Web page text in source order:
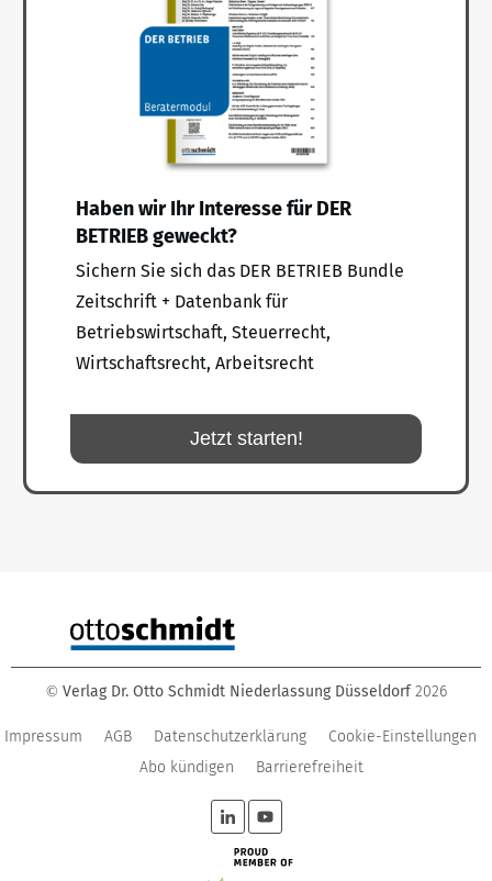
Haben wir Ihr Interesse für DER
BETRIEB geweckt?
Sichern Sie sich das DER BETRIEB Bundle
Zeitschrift + Datenbank für
Betriebswirtschaft, Steuerrecht,
Wirtschaftsrecht, Arbeitsrecht
Jetzt starten!
© Verlag Dr. Otto Schmidt Niederlassung Düsseldorf 2026
Impressum AGB Datenschutzerklärung
Cookie-Einstellungen
Abo kündigen
Barrierefreiheit